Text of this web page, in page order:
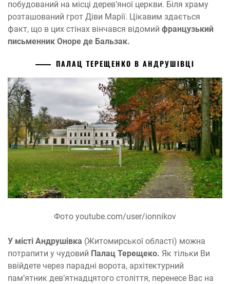
побудований на місці дерев’яної церкви. Біля храму
розташований грот Діви Марії. Цікавим здається
факт, що в цих стінах вінчався відомий французький
письменник Оноре де Бальзак.
ПАЛАЦ ТЕРЕЩЕНКО В АНДРУШІВЦІ
Фото youtube.com/user/ionnikov
У місті Андрушівка (Житомирської області) можна
потрапити у чудовий Палац Терещеко. Як тільки Ви
ввійдете через парадні ворота, архітектурний
пам’ятник дев’ятнадцятого століття, перенесе Вас на